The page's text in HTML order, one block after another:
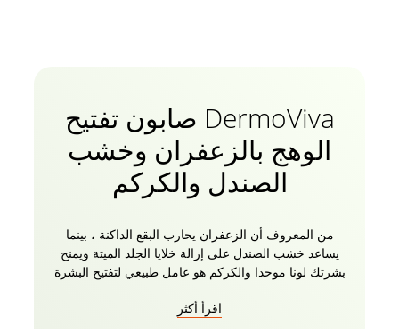
DermoViva صابون تفتيح
الوهج بالزعفران وخشب
الصندل والكركم
من المعروف أن الزعفران يحارب البقع الداكنة ، بينما
يساعد خشب الصندل على إزالة خلايا الجلد الميتة ويمنح
بشرتك لونا موحدا والكركم هو عامل طبيعي لتفتيح البشرة
جلو غني بمكونات طبيعية لتفتيح البشرة مصنوعة من
اقرأ أكثر